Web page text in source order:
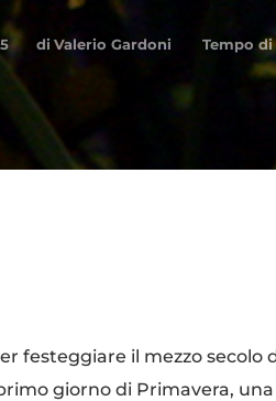
di Valerio Gardoni Tempo
festeggiare il mezzo secolo
giorno di Primavera,